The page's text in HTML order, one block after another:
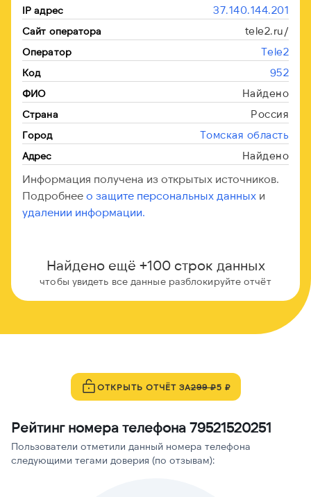
IP адрес 37.140.144.201
Сайт оператора tele2.ru/
Оператор Tele2
Код 952
ФИО Найдено
Страна Россия
Город Томская область
Адрес Найдено
Информация получена из открытых источников.
Подробнее о защите персональных данных и
удалении информации.
Найдено ещё +100 строк данных
чтобы увидеть все данные разблокируйте отчёт
ОТКРЫТЬ ОТЧЁТ ЗА299 ₽5 ₽
Рейтинг номера телефона 79521520251
Пользователи отметили данный номера телефона
следующими тегами доверия (по отзывам):